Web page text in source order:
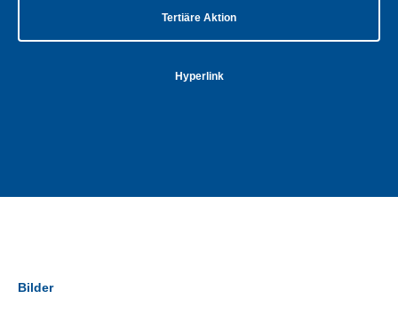
Tertiäre Aktion
Hyperlink
Bilder